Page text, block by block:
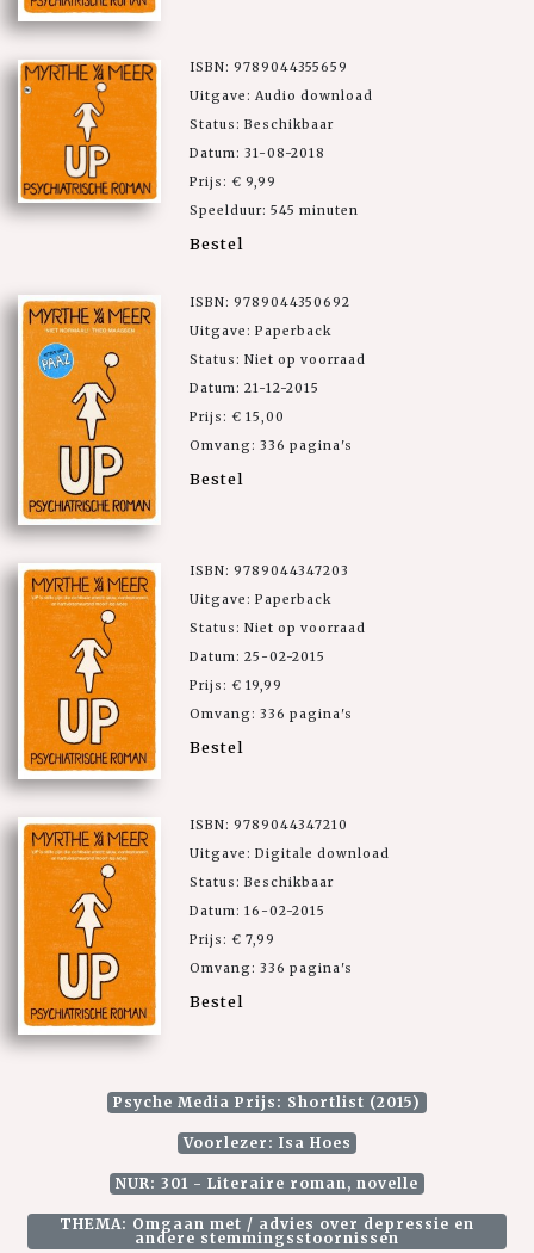
ISBN: 9789044355659
Uitgave: Audio download
Status: Beschikbaar
Datum: 31-08-2018
Prijs: € 9,99
Speelduur: 545 minuten
Bestel
ISBN: 9789044350692
Uitgave: Paperback
Status: Niet op voorraad
Datum: 21-12-2015
Prijs: € 15,00
Omvang: 336 pagina's
Bestel
ISBN: 9789044347203
Uitgave: Paperback
Status: Niet op voorraad
Datum: 25-02-2015
Prijs: € 19,99
Omvang: 336 pagina's
Bestel
ISBN: 9789044347210
Uitgave: Digitale download
Status: Beschikbaar
Datum: 16-02-2015
Prijs: € 7,99
Omvang: 336 pagina's
Bestel
Psyche Media Prijs: Shortlist (2015)
Voorlezer: Isa Hoes
NUR: 301 - Literaire roman, novelle
THEMA: Omgaan met / advies over depressie en
andere stemmingsstoornissen